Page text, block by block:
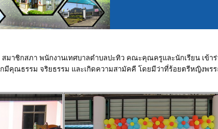
มาชิกสภา พนักงานเทศบาลตำบลปะทิว คณะคุณครูและนักเรียน เข้า
กมีคุณธรรม จริยธรรม และเกิดความสามัคคี โดยมีว่าที่ร้อยตรีหญิงพร